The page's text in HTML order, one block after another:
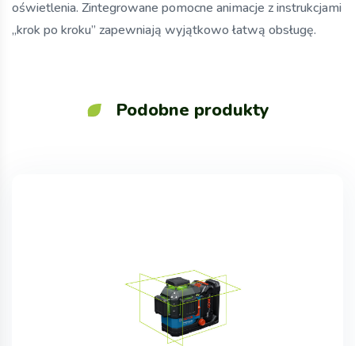
oświetlenia. Zintegrowane pomocne animacje z instrukcjami
„krok po kroku” zapewniają wyjątkowo łatwą obsługę.
Podobne produkty